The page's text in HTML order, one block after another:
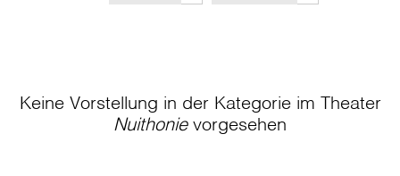
Keine Vorstellung in der Kategorie im Theater
Nuithonievorgesehen